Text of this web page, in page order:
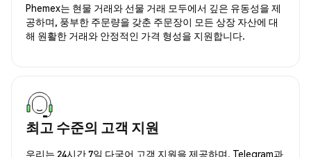
Phemex는 현물 거래와 선물 거래 모두에서 깊은 유동성을 제
공하며, 풍부한 주문량을 갖춘 주문장이 모든 상장 자산에 대
해 원활한 거래와 안정적인 가격 형성을 지원합니다.
최고 수준의 고객 지원
우리는 24시간 7일 다국어 고객 지원을 제공하며, Telegram과